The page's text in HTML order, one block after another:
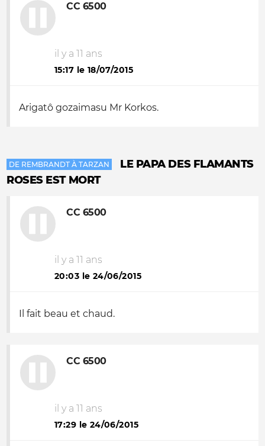
CC 6500
il y a 11 ans
15:17 le 18/07/2015
Arigatô gozaimasu Mr Korkos.
DE REMBRANDT À TARZAN
LE PAPA DES FLAMANTS
ROSES EST MORT
CC 6500
il y a 11 ans
20:03 le 24/06/2015
Il fait beau et chaud.
CC 6500
il y a 11 ans
17:29 le 24/06/2015